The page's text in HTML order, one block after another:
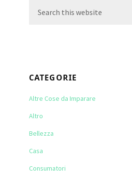
this
CATEGORIE
Altre Cose da Imparare
Altro
Bellezza
Casa
Consumatori